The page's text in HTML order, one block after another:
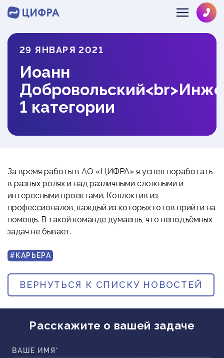
О КОМПАНИИ
ЛИЦЕНЗИИ
КОМАНДА
ОТЗЫВЫ
НАПРАВЛЕНИЯ
ДИНАМИКА И ПРОЧНОСТЬ
РАЗРАБОТКА ПО
НЕФТЕГАЗ
СУДОСТРОЕНИЕ
СТРОИТЕЛЬСТВО
ПРИБОРОСТРОЕНИЕ
ТРАНСПОРТ
ВЕНТИЛЯЦИЯ И КЛИМАТ
ПРОЕКТЫ
БЛОГ
ВЕБИНАРЫ
ПУБЛИКАЦИИ
ЗАКАЗ
SOLVE@MULTIPHYSICS.RU
29 ЯНВАРЯ 2021
Иоанн
1 категории
За время работы в АО «ЦИФРА» я успел поработать
в разных ролях и над различными сложными и
интересными проектами. Коллектив из
профессионалов, каждый из которых готов прийти на
помощь. В такой команде думаешь, что неподъёмных
задач не бывает.
#КАРЬЕРА
ВЕРНУТЬСЯ К СПИСКУ НОВОСТЕЙ
Расскажите о вашей задаче
ВАШЕ ИМЯ*